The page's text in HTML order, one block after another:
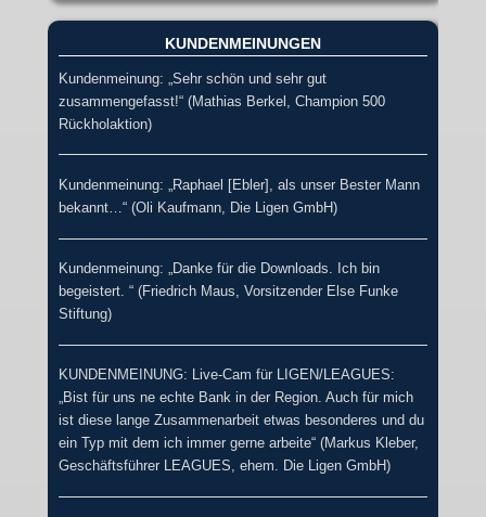
KUNDENMEINUNGEN
Kundenmeinung: „Sehr schön und sehr gut
zusammengefasst!“ (Mathias Berkel, Champion 500
Rückholaktion)
Kundenmeinung: „Raphael [Ebler], als unser Bester Mann
bekannt…“ (Oli Kaufmann, Die Ligen GmbH)
Kundenmeinung: „Danke für die Downloads. Ich bin
begeistert. “ (Friedrich Maus, Vorsitzender Else Funke
Stiftung)
KUNDENMEINUNG: Live-Cam für LIGEN/LEAGUES:
„Bist für uns ne echte Bank in der Region. Auch für mich
ist diese lange Zusammenarbeit etwas besonderes und du
ein Typ mit dem ich immer gerne arbeite“ (Markus Kleber,
Geschäftsführer LEAGUES, ehem. Die Ligen GmbH)